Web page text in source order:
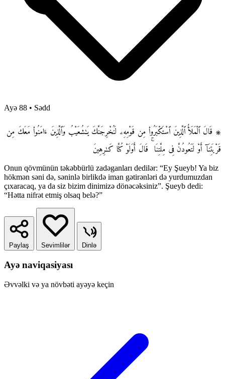
Ayə 88 • Sədd
۞ قَالَ ٱلْمَلَأُ ٱلَّذِينَ ٱسْتَكْبَرُوا۟ مِن قَوْمِهِۦ لَنُخْرِجَنَّكَ يَـٰشُعَيْبُ وَٱلَّذِينَ ءَامَنُوا۟ مَعَكَ مِن
قَرْيَتِنَآ أَوْ لَتَعُودُنَّ فِى مِلَّتِنَا ۚ قَالَ أَوَلَوْ كُنَّا كَـٰرِهِينَ
Onun qövmünün təkəbbürlü zadəganları dedilər: “Ey Şueyb! Ya biz
hökmən səni də, səninlə birlikdə iman gətirənləri də yurdumuzdan
çıxaracaq, ya da siz bizim dinimizə dönəcəksiniz”. Şueyb dedi:
“Hətta nifrət etmiş olsaq belə?”
Paylaş Sevimlilər Dinlə
Ayə naviqasiyası
Əvvəlki və ya növbəti ayəyə keçin